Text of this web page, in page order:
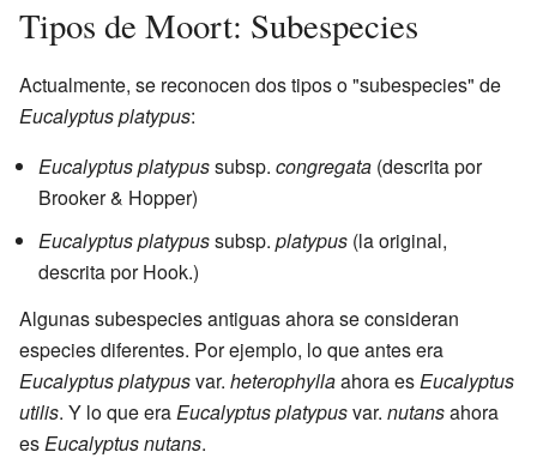
Tipos de Moort: Subespecies
Actualmente, se reconocen dos tipos o "subespecies" de
Eucalyptus platypus:
Eucalyptus platypussubsp. congregata (descrita por
Brooker & Hopper)
Eucalyptus platypussubsp. platypus (la original,
descrita por Hook.)
Algunas subespecies antiguas ahora se consideran
especies diferentes. Por ejemplo, lo que antes era
Eucalyptus platypusvar. heterophyllaahora esEucalyptus
utilis. Y lo que eraEucalyptus platypusvar. nutansahora
esEucalyptus nutans.